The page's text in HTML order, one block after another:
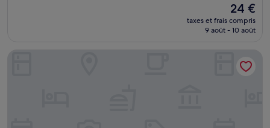
Le
nouveau
prix
de
24 €
24 €
taxes et frais compris
9 août - 10 août